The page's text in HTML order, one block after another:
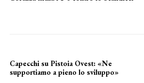
Capecchi su Pistoia Ovest: «Ne
supportiamo a pieno lo sviluppo»